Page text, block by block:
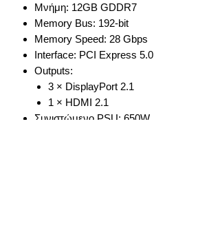
Μνήμη: 12GB GDDR7
Memory Bus: 192-bit
Memory Speed: 28 Gbps
Interface: PCI Express 5.0
Outputs:
3 × DisplayPort 2.1
1 × HDMI 2.1
Συνιστώμενο PSU: 650W